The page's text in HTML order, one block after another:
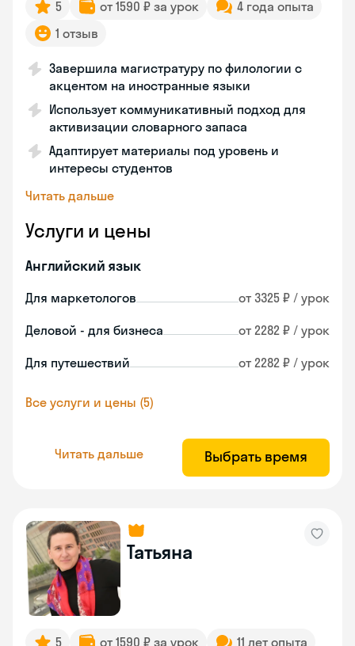
5 от 1590 ₽ за урок
4 года опыта
1 отзыв
Завершила магистратуру по филологии с
акцентом на иностранные языки
Использует коммуникативный подход для
активизации словарного запаса
Адаптирует материалы под уровень и
интересы студентов
Читать дальше
Услуги и цены
Английский язык
Для маркетологов от 3325 ₽ / урок
Деловой - для бизнеса от 2282 ₽ / урок
Для путешествий от 2282 ₽ / урок
Все услуги и цены (5)
Читать дальше Выбрать время
Татьяна
5 от 1590 ₽ за урок 11 лет опыта